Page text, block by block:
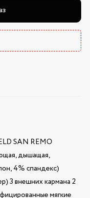
SAN REMO
дышащая,
4% спандекс)
3 внешних кармана 2
мягкие